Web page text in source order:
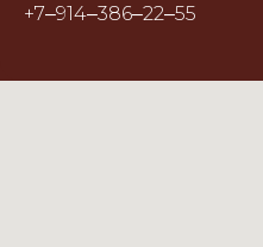
+7‒914‒386‒22‒55